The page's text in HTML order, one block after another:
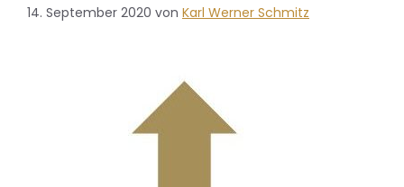
14. September 2020 von Karl Werner Schmitz